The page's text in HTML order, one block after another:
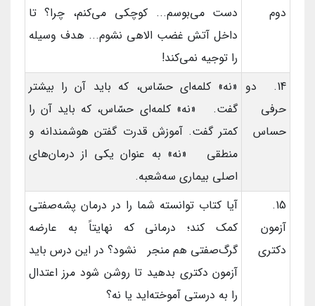
دوم
دست می‌بوسم... کوچکی می‌کنم، چرا؟ تا
داخل آتش غضب الاهی نشوم... هدف وسیله
را توجیه نمی‌کند!
14. دو
حرفی
حساس
«نه» کلمه‌ای حسّاس، که باید آن را بیشتر
گفت. «نه» کلمه‌ای حسّاس، که باید آن را
کمتر گفت. آموزش قدرت گفتن هوشمندانه و
منطقی «نه» به عنوان یکی از درمان‌های
اصلی بیماری سه‌شعبه.
15.
آزمون
دکتری
آیا کتاب توانسته شما را در درمان پشه‌صفتی
کمک کند؛ درمانی که نهایتاً به عارضه
گرگ‌صفتی هم منجر نشود؟ در این درس باید
آزمون دکتری بدهید تا روشن شود مرز اعتدال
را به درستی آموخته‌اید یا نه؟